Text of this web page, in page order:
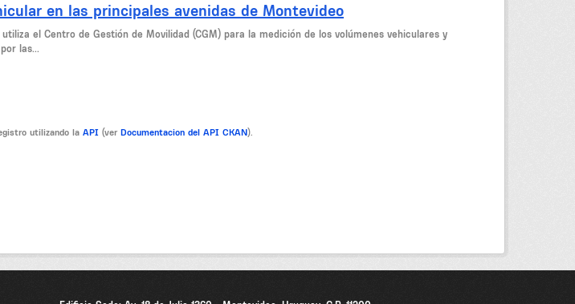
en las principales avenidas de Montevideo
el Centro de Gestión de Movilidad (CGM) para la medición de los volúmenes vehiculares y
las...
utilizando la API (ver Documentacion del API CKAN).